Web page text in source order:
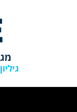
גיליון מס'